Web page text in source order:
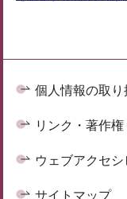
個人情報の取り
リンク・著作
ウェブアクセシ
サイトマップ